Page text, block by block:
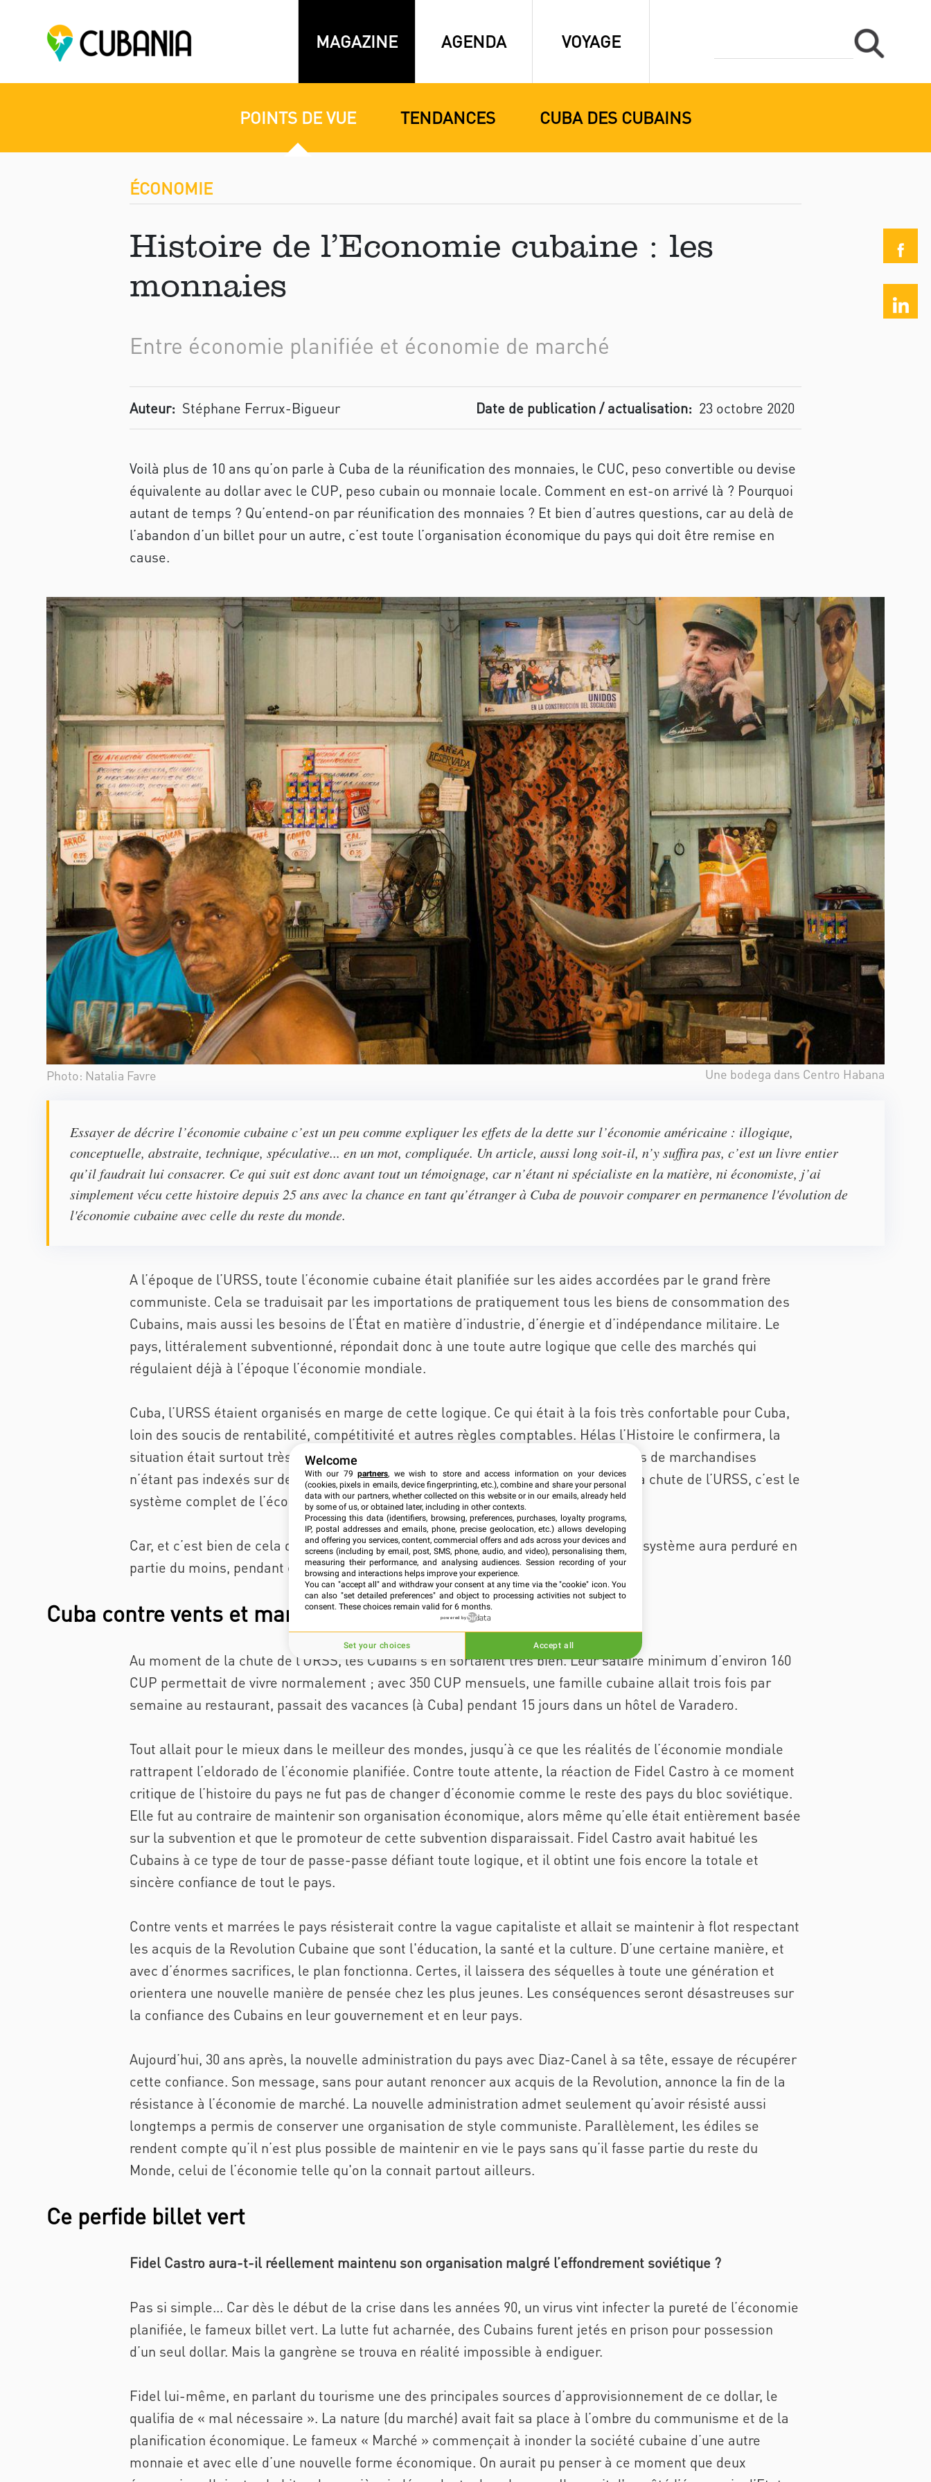
MAGAZINE AGENDA VOYAGE
POINTS DE VUE TENDANCES CUBA DES CUBAINS
ÉCONOMIE
Histoire de l’Economie cubaine : les
monnaies
Entre économie planifiée et économie de marché
Auteur: Stéphane Ferrux-Bigueur Date de publication / actualisation: 23 octobre 2020
Voilà plus de 10 ans qu’on parle à Cuba de la réunification des monnaies, le CUC, peso convertible ou devise
équivalente au dollar avec le CUP, peso cubain ou monnaie locale. Comment en est-on arrivé là ? Pourquoi
autant de temps ? Qu’entend-on par réunification des monnaies ? Et bien d’autres questions, car au delà de
l’abandon d’un billet pour un autre, c’est toute l’organisation économique du pays qui doit être remise en
cause.
Photo: Natalia Favre Une bodega dans Centro Habana
Essayer de décrire l’économie cubaine c’est un peu comme expliquer les effets de la dette sur l’économie américaine : illogique,
conceptuelle, abstraite, technique, spéculative... en un mot, compliquée. Un article, aussi long soit-il, n’y suffira pas, c’est un livre entier
qu’il faudrait lui consacrer. Ce qui suit est donc avant tout un témoignage, car n’étant ni spécialiste en la matière, ni économiste, j’ai
simplement vécu cette histoire depuis 25 ans avec la chance en tant qu’étranger à Cuba de pouvoir comparer en permanence l'évolution de
l'économie cubaine avec celle du reste du monde.
A l’époque de l’URSS, toute l’économie cubaine était planifiée sur les aides accordées par le grand frère
communiste. Cela se traduisait par les importations de pratiquement tous les biens de consommation des
Cubains, mais aussi les besoins de l’État en matière d’industrie, d’énergie et d’indépendance militaire. Le
pays, littéralement subventionné, répondait donc à une toute autre logique que celle des marchés qui
régulaient déjà à l’époque l’économie mondiale.
Cuba, l’URSS étaient organisés en marge de cette logique. Ce qui était à la fois très confortable pour Cuba,
loin des soucis de rentabilité, compétitivité et autres règles comptables. Hélas l’Histoire le confirmera, la
situation était surtout très dangereuse pour l’équilibre même du pays, les échanges de marchandises
n’étant pas indexés sur des prix correspondant aux réalités du reste du monde. A la chute de l’URSS, c’est le
système complet de l’économie cubaine qui disparaissait... ou presque !
Car, et c’est bien de cela dont il est question avec la réunification des monnaies, le système aura perduré en
partie du moins, pendant encore 30 ans, jusqu’à ce jour.
Cuba contre vents et marées de l’économie mondiale
Au moment de la chute de l’URSS, les Cubains s'en sortaient très bien. Leur salaire minimum d’environ 160
CUP permettait de vivre normalement ; avec 350 CUP mensuels, une famille cubaine allait trois fois par
semaine au restaurant, passait des vacances (à Cuba) pendant 15 jours dans un hôtel de Varadero.
Tout allait pour le mieux dans le meilleur des mondes, jusqu’à ce que les réalités de l’économie mondiale
rattrapent l’eldorado de l’économie planifiée. Contre toute attente, la réaction de Fidel Castro à ce moment
critique de l’histoire du pays ne fut pas de changer d’économie comme le reste des pays du bloc soviétique.
Elle fut au contraire de maintenir son organisation économique, alors même qu’elle était entièrement basée
sur la subvention et que le promoteur de cette subvention disparaissait. Fidel Castro avait habitué les
Cubains à ce type de tour de passe-passe défiant toute logique, et il obtint une fois encore la totale et
sincère confiance de tout le pays.
Contre vents et marrées le pays résisterait contre la vague capitaliste et allait se maintenir à flot respectant
les acquis de la Revolution Cubaine que sont l'éducation, la santé et la culture. D’une certaine manière, et
avec d’énormes sacrifices, le plan fonctionna. Certes, il laissera des séquelles à toute une génération et
orientera une nouvelle manière de pensée chez les plus jeunes. Les conséquences seront désastreuses sur
la confiance des Cubains en leur gouvernement et en leur pays.
Aujourd’hui, 30 ans après, la nouvelle administration du pays avec Diaz-Canel à sa tête, essaye de récupérer
cette confiance. Son message, sans pour autant renoncer aux acquis de la Revolution, annonce la fin de la
résistance à l’économie de marché. La nouvelle administration admet seulement qu’avoir résisté aussi
longtemps a permis de conserver une organisation de style communiste. Parallèlement, les édiles se
rendent compte qu’il n’est plus possible de maintenir en vie le pays sans qu’il fasse partie du reste du
Monde, celui de l’économie telle qu'on la connait partout ailleurs.
Ce perfide billet vert
Fidel Castro aura-t-il réellement maintenu son organisation malgré l’effondrement soviétique ?
Pas si simple... Car dès le début de la crise dans les années 90, un virus vint infecter la pureté de l’économie
planifiée, le fameux billet vert. La lutte fut acharnée, des Cubains furent jetés en prison pour possession
d’un seul dollar. Mais la gangrène se trouva en réalité impossible à endiguer.
Fidel lui-même, en parlant du tourisme une des principales sources d’approvisionnement de ce dollar, le
qualifia de « mal nécessaire ». La nature (du marché) avait fait sa place à l’ombre du communisme et de la
planification économique. Le fameux « Marché » commençait à inonder la société cubaine d’une autre
monnaie et avec elle d’une nouvelle forme économique. On aurait pu penser à ce moment que deux
Welcome
With our 79partners, we wish to store and access information on your devices
(cookies, pixels in emails, device fingerprinting, etc.), combine and share your personal
data with our partners, whether collected on this website or in our emails, already held
by some of us, or obtained later, including in other contexts.
Processing this data (identifiers, browsing, preferences, purchases, loyalty programs,
IP, postal addresses and emails, phone, precise geolocation, etc.) allows developing
and offering you services, content, commercial offers and ads across your devices and
screens (including by email, post, SMS, phone, audio, and video), personalising them,
measuring their performance, and analysing audiences. Session recording of your
browsing and interactions helps improve your experience.
You can "accept all" and withdraw your consent at any time via the "cookie" icon. You
can also "set detailed preferences" and object to processing activities not subject to
consent. These choices remain valid for 6 months.
powered by
Set your choices Accept all